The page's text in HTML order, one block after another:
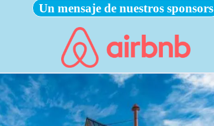
Un mensaje de nuestros sponsors